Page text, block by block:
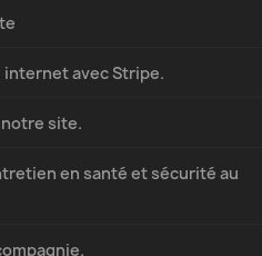
avec Stripe.
site.
en santé et sécurité au